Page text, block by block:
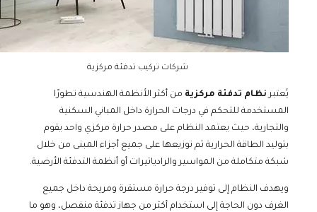
شركات تركيب تدفئة مركزية
يُعتبر نظام تدفئة مركزية من أكثر الأنظمة الهندسية تطورًا
المستخدمة للتحكم في درجات الحرارة داخل المباني السكنية
والتجارية، حيث يعتمد النظام على مصدر حرارة مركزي واحد يقوم
بتوليد الطاقة الحرارية ثم توزيعها على جميع أجزاء المبنى من خلال
شبكة متكاملة من المواسير والرادياتيرات أو أنظمة التدفئة الأرضية.
ويهدف النظام إلى توفير درجة حرارة مستقرة ومريحة داخل جميع
الغرف دون الحاجة إلى استخدام أكثر من جهاز تدفئة منفصل، وهو ما